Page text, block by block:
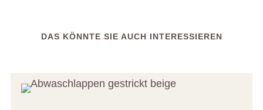
DAS KÖNNTE SIE AUCH INTERESSIEREN